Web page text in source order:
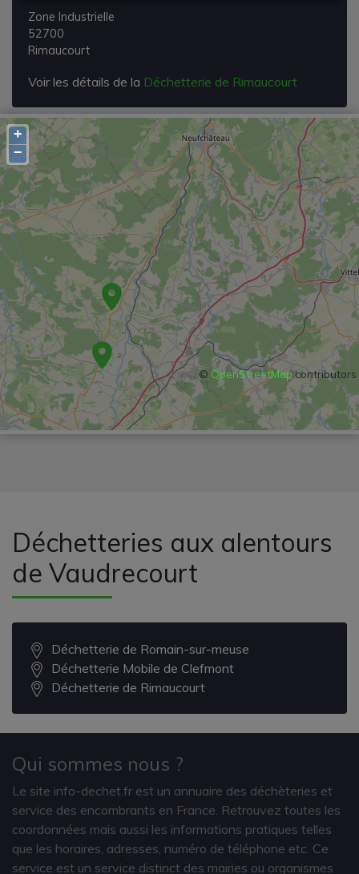
Zone Industrielle
52700
Rimaucourt
Voir les détails de la Déchetterie de Rimaucourt
+
−
© OpenStreetMapcontributors
Déchetteries aux alentours
de Vaudrecourt
Déchetterie de Romain-sur-meuse
Déchetterie Mobile de Clefmont
Déchetterie de Rimaucourt
Qui sommes nous ?
Le site info-dechet.fr est un annuaire des déchèteries et
service des encombrants en France. Retrouvez toutes les
coordonnées mais aussi les informations pratiques telles
que les horaires, adresses, numéro de téléphone etc. Ce
service est un service distinct des mairies ou organismes